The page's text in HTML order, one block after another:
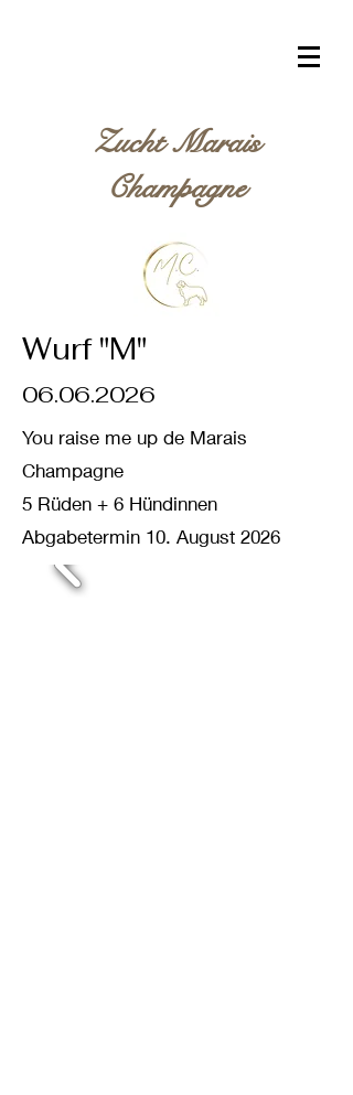
Zucht Marais
Champagne
Wurf "M"
06.06.2026
You raise me up de Marais
Champagne
5 Rüden + 6 Hündinnen
Abgabetermin 10. August 2026